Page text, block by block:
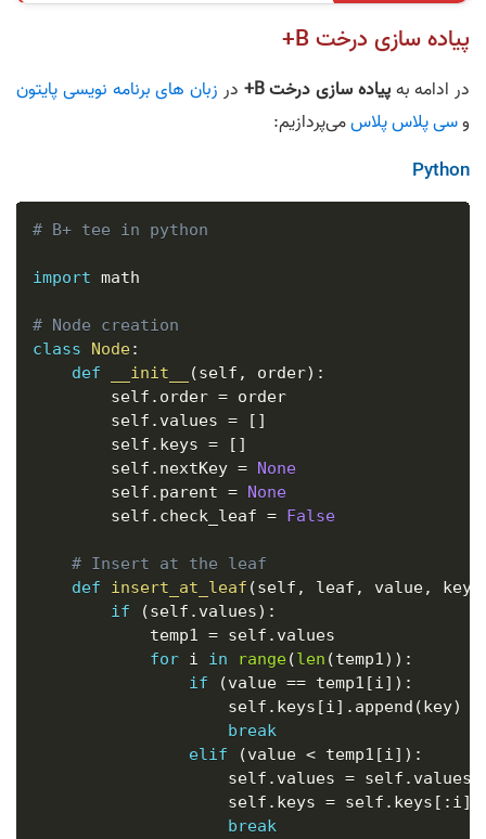
پیاده سازی درخت B+
در ادامه بهپیاده سازی درخت B+ در زبان های برنامه نویسیپایتون
وسی پلاس پلاسمی‌پردازیم:
Python
# B+ tee in python
import math
# Node creation
class
Node:
def
__init__ (self , order) :
        self
. order = order
        self
. values = [ ]
        self
. keys = [ ]
        self
. nextKey = None
        self
. parent = None
        self
. check_leaf = False
# Insert at the leaf
def
insert_at_leaf (self , leaf , value, key
if
(self . values) :
            temp1
= self . values
for i in range(len (temp1) ) :
if
(value == temp1 [i] ) :
                    self
. keys [i] . append (key)
break
elif
(value < temp1 [i] ) :
                    self
. values = self . values
                    self
. keys = self . keys [ : i]
break